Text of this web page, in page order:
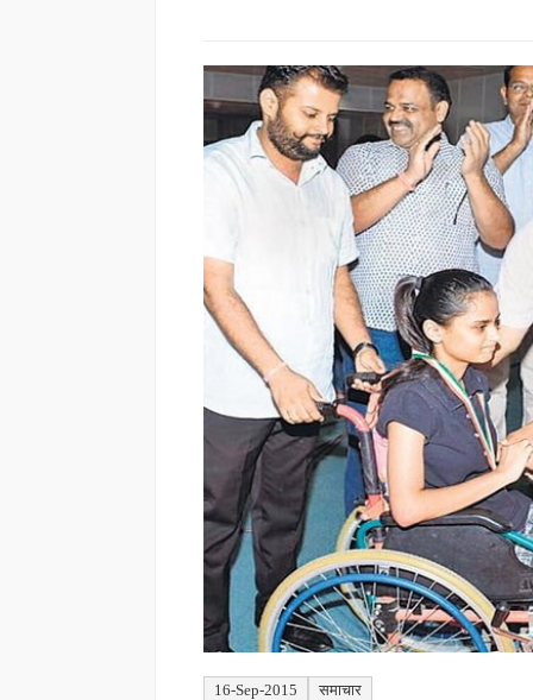
16-Sep-2015 समाचार